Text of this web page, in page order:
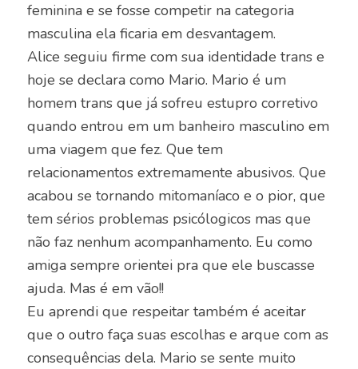
feminina e se fosse competir na categoria
masculina ela ficaria em desvantagem.
Alice seguiu firme com sua identidade trans e
hoje se declara como Mario. Mario é um
homem trans que já sofreu estupro corretivo
quando entrou em um banheiro masculino em
uma viagem que fez. Que tem
relacionamentos extremamente abusivos. Que
acabou se tornando mitomaníaco e o pior, que
tem sérios problemas psicólogicos mas que
não faz nenhum acompanhamento. Eu como
amiga sempre orientei pra que ele buscasse
ajuda. Mas é em vão!!
Eu aprendi que respeitar também é aceitar
que o outro faça suas escolhas e arque com as
consequências dela. Mario se sente muito